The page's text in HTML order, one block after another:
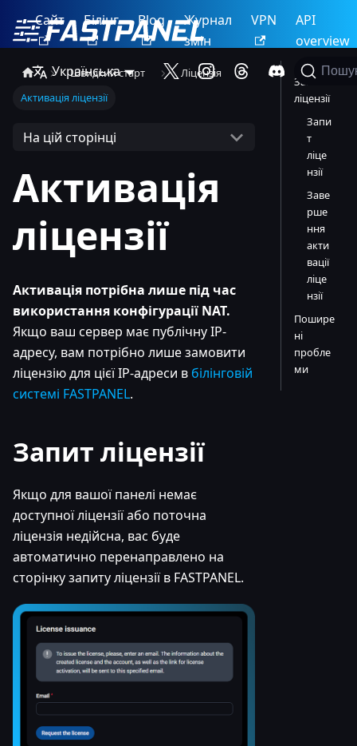
Сайт Білінг Blog
Журнал
змін
VPN
API
overview
Українська
Швидкий старт
Ліцензія
Активація ліцензії
На цій сторінці
Активація
ліцензії
Активація потрібна лише під час
використання конфігурації NAT.
Якщо ваш сервер має публічну IP-
адресу, вам потрібно лише замовити
ліцензію для цієї IP-адреси в білінговій
системі FASTPANEL.
Запит ліцензії
Якщо для вашої панелі немає
доступної ліцензії або поточна
ліцензія недійсна, вас буде
автоматично перенаправлено на
сторінку запиту ліцензії в FASTPANEL.
Запит
ліцензії
Запи
т
ліце
нзії
Заве
рше
ння
акти
вації
ліце
нзії
Пошире
ні
пробле
ми